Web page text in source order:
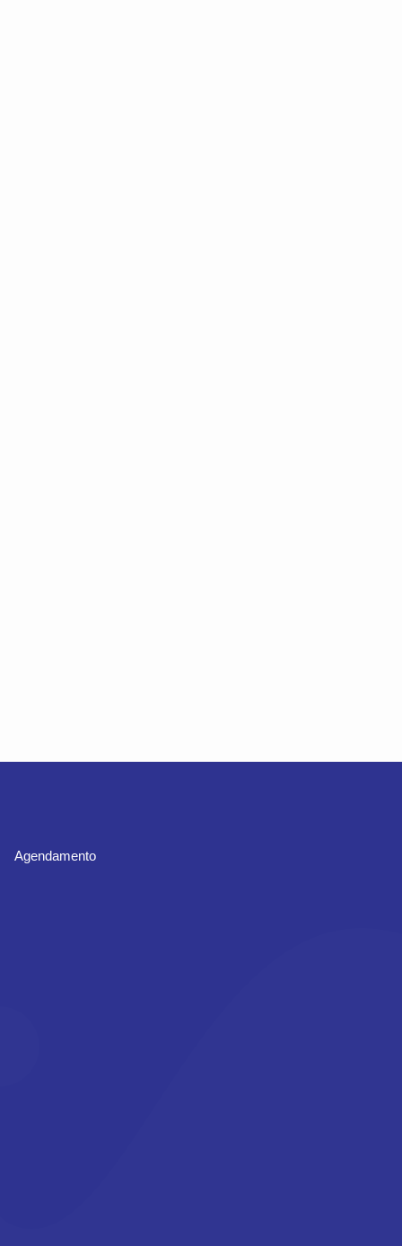
Agendamento